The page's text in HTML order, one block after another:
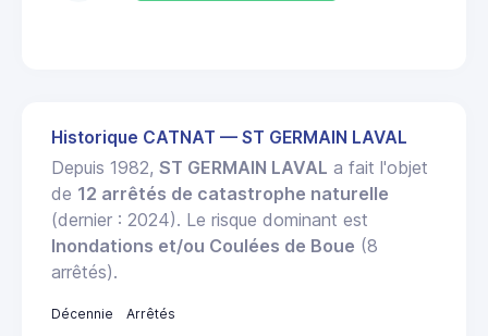
Historique CATNAT — ST GERMAIN LAVAL
Depuis 1982, ST GERMAIN LAVAL a fait l'objet
de 12 arrêtés de catastrophe naturelle
(dernier : 2024). Le risque dominant est
Inondations et/ou Coulées de Boue (8
arrêtés).
Décennie
Arrêtés